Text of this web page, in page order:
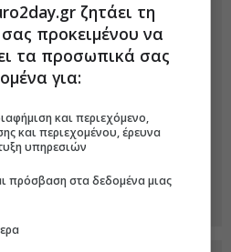
ζητάει τη
προκειμένου να
τα προσωπικά σας
για:
και περιεχόμενο,
και περιεχομένου, έρευνα
υπηρεσιών
πρόσβαση στα δεδομένα μιας